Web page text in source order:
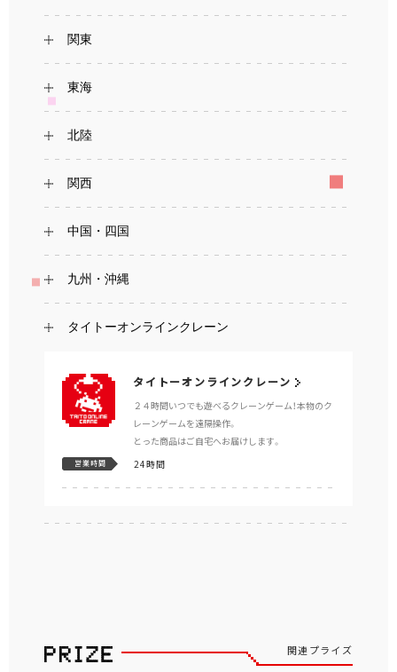
関東
東海
北陸
関西
中国・四国
九州・沖縄
タイトーオンラインクレーン
タイトーオンラインクレーン
２４時間いつでも遊べるクレーンゲーム！本物のク
レーンゲームを遠隔操作。
とった商品はご自宅へお届けします。
営業時間 24時間
関連プライズ